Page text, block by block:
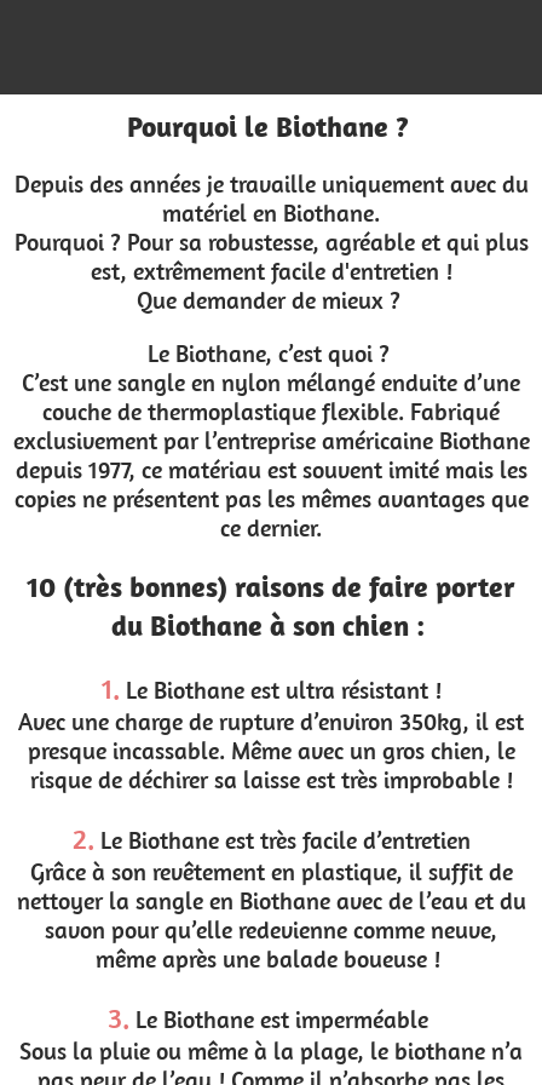
Pourquoi le Biothane ?
Depuis des années je travaille uniquement avec du
matériel en Biothane.
Pourquoi ? Pour sa robustesse, agréable et qui plus
est, extrêmement facile d'entretien !
Que demander de mieux ?
Le Biothane, c’est quoi ?
C’est une sangle en nylon mélangé enduite d’une
couche de thermoplastique flexible. Fabriqué
exclusivement par l’entreprise américaine Biothane
depuis 1977, ce matériau est souvent imité mais les
copies ne présentent pas les mêmes avantages que
ce dernier.
10 (très bonnes) raisons de faire porter
du Biothane à son chien :
1. Le Biothane est ultra résistant !
Avec une charge de rupture d’environ 350kg, il est
presque incassable. Même avec un gros chien, le
risque de déchirer sa laisse est très improbable !
2. Le Biothane est très facile d’entretien
Grâce à son revêtement en plastique, il suffit de
nettoyer la sangle en Biothane avec de l’eau et du
savon pour qu’elle redevienne comme neuve,
même après une balade boueuse !
3. Le Biothane est imperméable
Sous la pluie ou même à la plage, le biothane n’a